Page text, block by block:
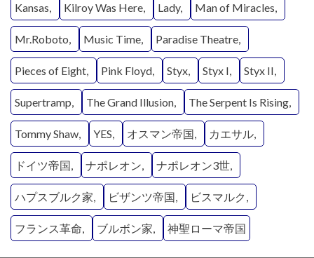
Kansas Kilroy Was Here Lady Man of Miracles
Mr.Roboto Music Time Paradise Theatre
Pieces of Eight Pink Floyd Styx Styx I Styx II
Supertramp The Grand Illusion The Serpent Is Rising
Tommy Shaw YES オスマン帝国 カエサル
ドイツ帝国 ナポレオン ナポレオン3世
ハプスブルク家 ビザンツ帝国 ビスマルク
フランス革命 ブルボン家 神聖ローマ帝国